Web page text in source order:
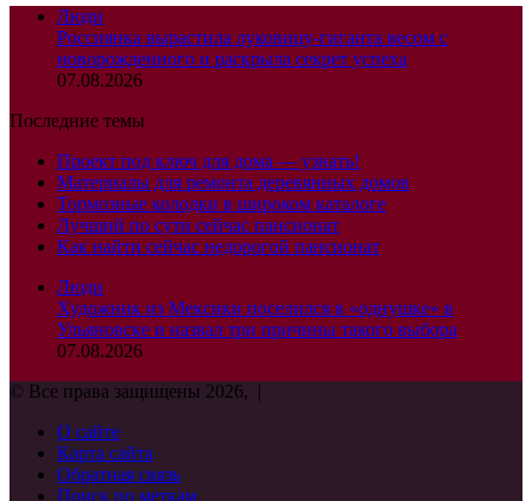
Люди
Россиянка вырастила луковицу-гиганта весом с
новорожденного и раскрыла секрет успеха
07.08.2026
Последние темы
Проект под ключ для дома — узнать!
Материалы для ремонта деревянных домов
Тормозные колодки в широком каталоге
Лучший по сути сейчас пансионат
Как найти сейчас недорогой пансионат
Люди
Художник из Мексики поселился в «однушке» в
Ульяновске и назвал три причины такого выбора
07.08.2026
© Все права защищены 2026, |
О сайте
Карта сайта
Обратная связь
Поиск по меткам